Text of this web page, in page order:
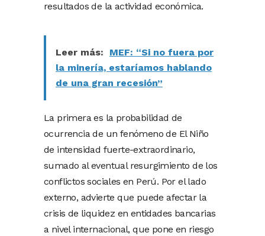
resultados de la actividad económica.
Leer más:
MEF: “Si no fuera por
la minería, estaríamos hablando
de una gran recesión”
La primera es la probabilidad de
ocurrencia de un fenómeno de El Niño
de intensidad fuerte-extraordinario,
sumado al eventual resurgimiento de los
conflictos sociales en Perú. Por el lado
externo, advierte que puede afectar la
crisis de liquidez en entidades bancarias
a nivel internacional, que pone en riesgo